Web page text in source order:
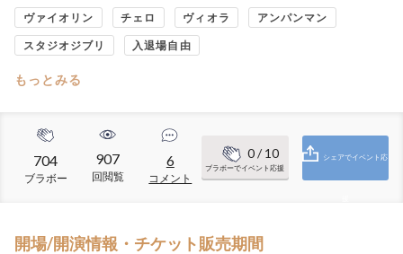
ヴァイオリン チェロ ヴィオラ アンパンマン
スタジオジブリ 入退場自由
もっとみる
704
ブラボー
907
回閲覧
6
コメント
0/ 10
ブラボーでイベント応援
シェアでイベント応
開場/開演情報・チケット販売期間